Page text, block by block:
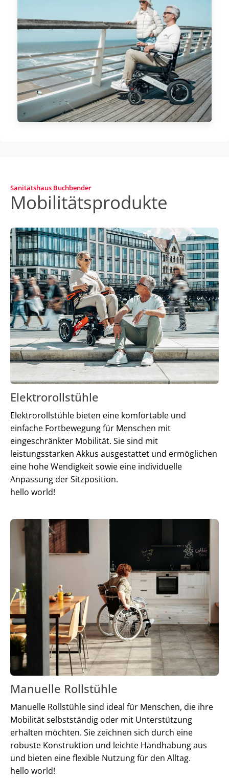
Sanitätshaus Buchbender
Mobilitätsprodukte
Elektrorollstühle
Elektrorollstühle bieten eine komfortable und
einfache Fortbewegung für Menschen mit
eingeschränkter Mobilität. Sie sind mit
leistungsstarken Akkus ausgestattet und ermöglichen
eine hohe Wendigkeit sowie eine individuelle
Anpassung der Sitzposition.
hello world!
Manuelle Rollstühle
Manuelle Rollstühle sind ideal für Menschen, die ihre
Mobilität selbstständig oder mit Unterstützung
erhalten möchten. Sie zeichnen sich durch eine
robuste Konstruktion und leichte Handhabung aus
und bieten eine flexible Nutzung für den Alltag.
hello world!